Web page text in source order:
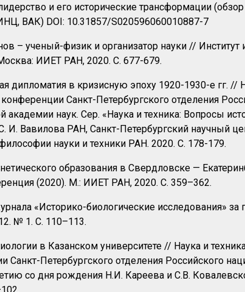
и его исторические трансформации
ВАК) DOI: 10.31857/S020596060010887-7
– ученый-физик и организатор науки // Институт
ИИЕТ РАН, 2020. С. 677-679.
в кризисную эпоху 1920-1930-е гг. //
Санкт-Петербургского отделения
наук. Сер. «Наука и техника: Вопросы
И. Вавилова РАН, Санкт-Петербургский научный
науки и техники РАН. 2020. С. 178-179.
образования в Свердловске —
(2020). М.: ИИЕТ РАН, 2020. С. 359–362.
«Историко-биологические исследования»
№ 1. С. 110–113.
в Казанском университете // Наука и
Петербургского отделения Российского
со дня рождения Н.И. Кареева и С.В.